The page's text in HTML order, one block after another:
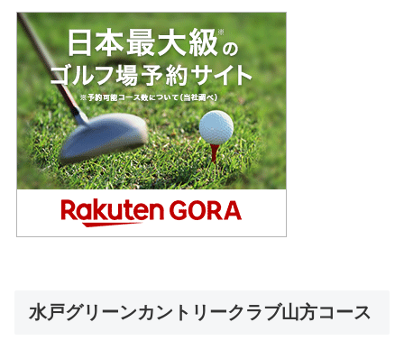
水戸グリーンカントリークラブ山方コース